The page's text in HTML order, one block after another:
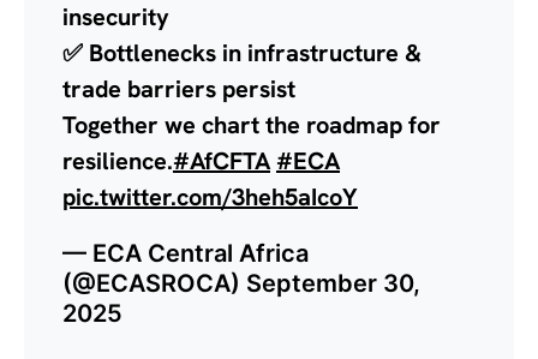
insecurity
✅ Bottlenecks in infrastructure &
trade barriers persist
Together we chart the roadmap for
resilience.#AfCFTA #ECA
pic.twitter.com/3heh5aIcoY
— ECA Central Africa
(@ECASROCA) September 30,
2025